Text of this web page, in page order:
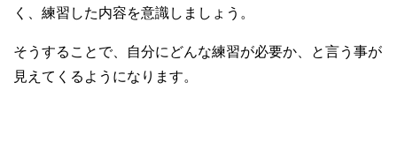
く、練習した内容を意識しましょう。
そうすることで、自分にどんな練習が必要か、と言う事が
見えてくるようになります。